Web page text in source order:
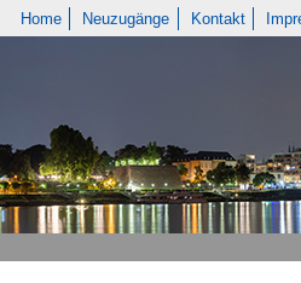
Home Neuzugänge Kontakt